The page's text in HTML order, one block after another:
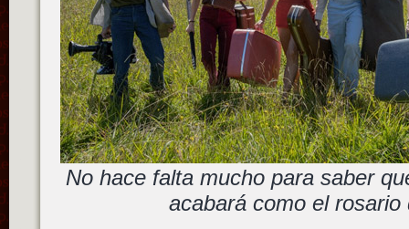
No hace falta mucho para saber
acabará como el rosario